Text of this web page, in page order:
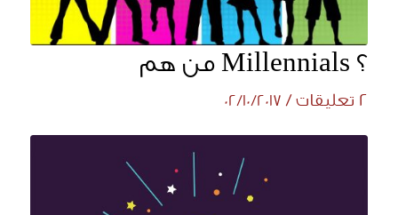
؟ Millennials من هم
2 تعليقات /
02/10/2017